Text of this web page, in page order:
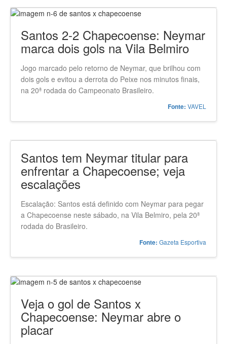
Santos 2-2 Chapecoense: Neymar
marca dois gols na Vila Belmiro
Jogo marcado pelo retorno de Neymar, que brilhou com
dois gols e evitou a derrota do Peixe nos minutos finais,
na 20ª rodada do Campeonato Brasileiro.
Fonte: VAVEL
Santos tem Neymar titular para
enfrentar a Chapecoense; veja
escalações
Escalação: Santos está definido com Neymar para pegar
a Chapecoense neste sábado, na Vila Belmiro, pela 20ª
rodada do Brasileiro.
Fonte: Gazeta Esportiva
Veja o gol de Santos x
Chapecoense: Neymar abre o
placar